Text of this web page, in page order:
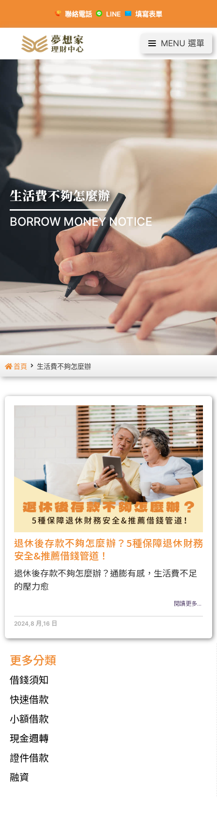
聯絡電話 LINE 填寫表單
MENU 選單
生活費不夠怎麼辦
BORROW MONEY NOTICE
首頁 生活費不夠怎麼辦
更多分類
借錢須知
快速借款
小額借款
現金週轉
證件借款
融資
退休後存款不夠怎麼辦？5種保障退休財務
安全&推薦借錢管道！
退休後存款不夠怎麼辦？通膨有感，生活費不足
的壓力愈
閱讀更多...
2024,8 月,16 日